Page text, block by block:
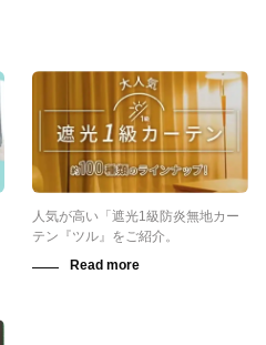
人気が高い「遮光1級防炎無地カー
テン『ツル』をご紹介。